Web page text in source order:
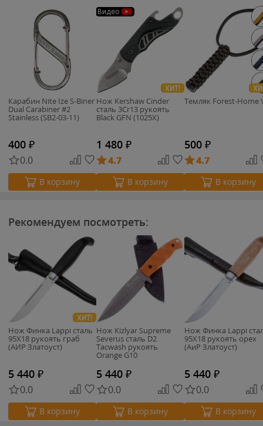
Карабин Nite Ize S-Biner
Dual Carabiner #2
Stainless (SB2-03-11)
400 ₽
0.0
В корзину
Видео
ХИТ!
Нож Kershaw Cinder
cталь 3Cr13 рукоять
Black GFN (1025X)
1 480 ₽
4.7
В корзину
Темляк Forest-Home
500 ₽
4.7
В корзину
Рекомендуем посмотреть:
ХИТ!
Нож Финка Lappi сталь
95Х18 рукоять граб
(АИР Златоуст)
5 440 ₽
0.0
В корзину
Нож Kizlyar Supreme
Severus сталь D2
Tacwash рукоять
Orange G10
5 440 ₽
0.0
В корзину
Нож Финка Lappi
95Х18 рукоять орех
(АиР Златоуст)
5 440 ₽
0.0
В корзину